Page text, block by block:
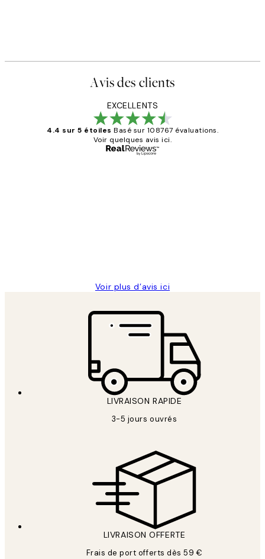
Avis des clients
EXCELLENTS
4.4 sur 5 étoiles Basé sur 108767 évaluations.
Voir quelques avis ici.
Voir plus d’avis ici
LIVRAISON RAPIDE
3-5 jours ouvrés
LIVRAISON OFFERTE
Frais de port offerts dès 59 €